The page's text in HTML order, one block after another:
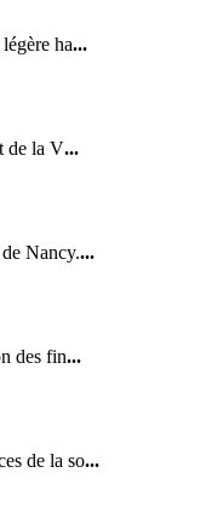
ha...
de la V...
Nancy....
des fin...
de la so...